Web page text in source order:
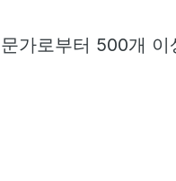
가로부터 500개